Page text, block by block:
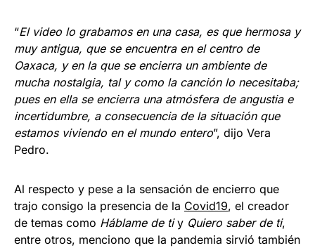
“El video lo grabamos en una casa, es que hermosa y
muy antigua, que se encuentra en el centro de
Oaxaca, y en la que se encierra un ambiente de
mucha nostalgia, tal y como la canción lo necesitaba;
pues en ella se encierra una atmósfera de angustia e
incertidumbre, a consecuencia de la situación que
estamos viviendo en el mundo entero”, dijo Vera
Pedro.
Al respecto y pese a la sensación de encierro que
trajo consigo la presencia de la Covid19, el creador
de temas como Háblame de tiy Quiero saber de ti,
entre otros, menciono que la pandemia sirvió también